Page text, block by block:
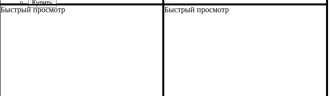
Пол: Мужской
Производитель: Macron
Цвет: Синий
Пол: Детское, Унисекс, Мужской
Производитель: Macron
Цвет: Белый
Быстрый просмотр Быстрый просмотр